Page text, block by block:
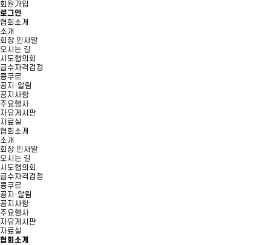
회원가입
로그인
협회소개
소개
회장 인사말
오시는 길
시도협의회
급수자격검정
콩쿠르
공지·알림
공지사항
주요행사
자유게시판
자료실
협회소개
소개
회장 인사말
오시는 길
시도협의회
급수자격검정
콩쿠르
공지·알림
공지사항
주요행사
자유게시판
자료실
협회소개